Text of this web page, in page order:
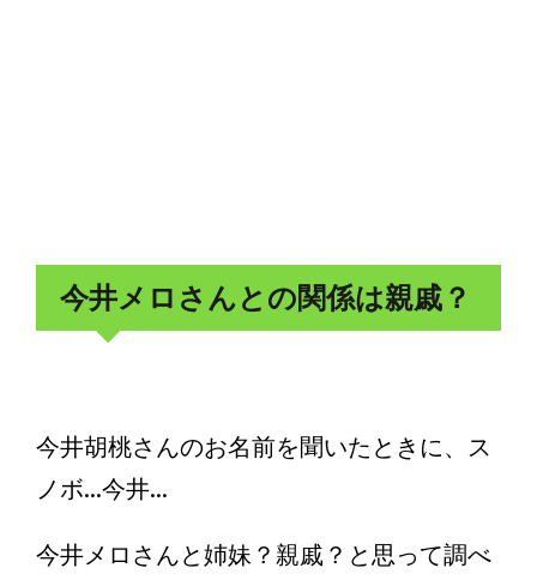
今井メロさんとの関係は親戚？
今井胡桃さんのお名前を聞いたときに、ス
ノボ...今井...
今井メロさんと姉妹？親戚？と思って調べ